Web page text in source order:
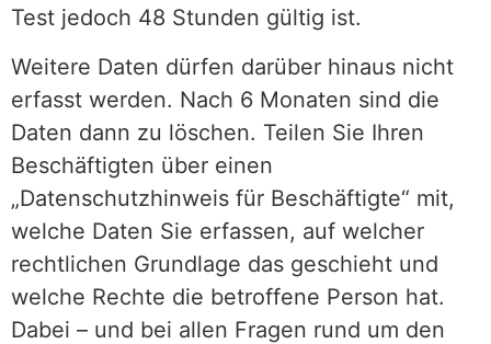
Test jedoch 48 Stunden gültig ist.
Weitere Daten dürfen darüber hinaus nicht
erfasst werden. Nach 6 Monaten sind die
Daten dann zu löschen. Teilen Sie Ihren
Beschäftigten über einen
„Datenschutzhinweis für Beschäftigte“ mit,
welche Daten Sie erfassen, auf welcher
rechtlichen Grundlage das geschieht und
welche Rechte die betroffene Person hat.
Dabei – und bei allen Fragen rund um den